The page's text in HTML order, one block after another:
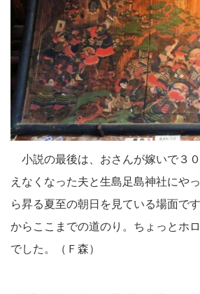
小説の最後は、おさんが嫁いで３
えなくなった夫と生島足島神社にや
ら昇る夏至の朝日を見ている場面で
からここまでの道のり。ちょっとホ
でした。（Ｆ森）